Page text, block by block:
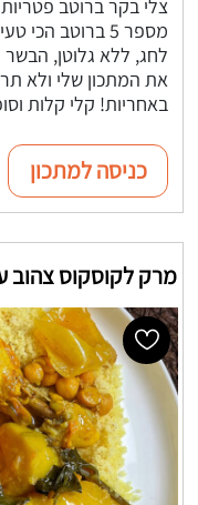
צלי בקר ברוטב
מספר 5 ברוטב
לחג, ללא גלוטן,
את המתכון שלי ולא
באחריות! קלי קלות
כניסה למתכון
מרק לקוסקוס צהוב